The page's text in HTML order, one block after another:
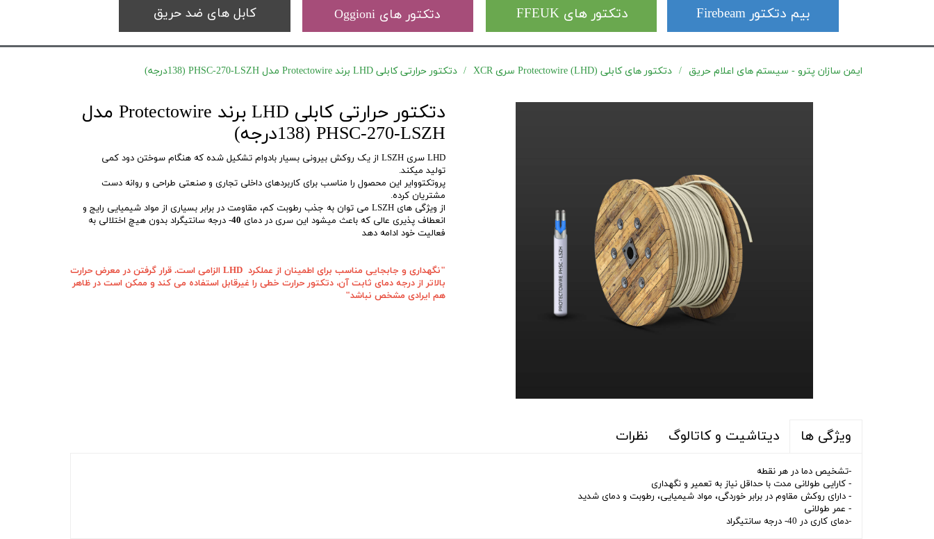
کابل های ضد حریق دتکتور های Oggioni دتکتور های FFEUK بیم دتکتور Firebeam
ایمن سازان پترو - سیستم های اعلام حریق دتکتور های کابلی Protectowire (LHD) سری XCR دتکتور حرارتی کابلی LHD برند Protectowire مدل PHSC-270-LSZH (138درجه)
دتکتور حرارتی کابلی LHD برند Protectowire مدل
PHSC-270-LSZH (138درجه)
LHD سری LSZH از یک روکش بیرونی بسیار بادوام تشکیل شده که هنگام سوختن دود کمی
تولید میکند.
پروتکتووایر این محصول را مناسب برای کاربردهای داخلی تجاری و صنعتی طراحی و روانه دست
مشتریان کرده.
از ویژگی های LSZH می توان به جذب رطوبت کم، مقاومت در برابر بسیاری از مواد شیمیایی رایج و
انعطاف پذیری عالی که باعث میشود این سری در دمای 40- درجه سانتیگراد بدون هیچ اختلالی به
فعالیت خود ادامه دهد
"نگهداری و جابجایی مناسب برای اطمینان از عملکرد LHD الزامی است. قرار گرفتن در معرض حرارت
بالاتر از درجه دمای ثابت آن، دتکتور حرارت خطی را غیرقابل استفاده می کند و ممکن است در ظاهر
هم ایرادی مشخص نباشد"
ویژگی ها دیتاشیت و کاتالوگ نظرات
-تشخیص دما در هر نقطه
- کارایی طولانی مدت با حداقل نیاز به تعمیر و نگهداری
- دارای روکش مقاوم در برابر خوردگی، مواد شیمیایی، رطوبت و دمای شدید
- عمر طولانی
-دمای کاری در 40- درجه سانتیگراد